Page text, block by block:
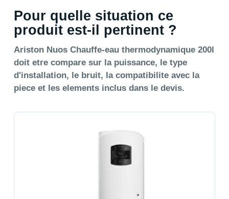
Pour quelle situation ce
produit est-il pertinent ?
Ariston Nuos Chauffe-eau thermodynamique 200l
doit etre compare sur la puissance, le type
d'installation, le bruit, la compatibilite avec la
piece et les elements inclus dans le devis.